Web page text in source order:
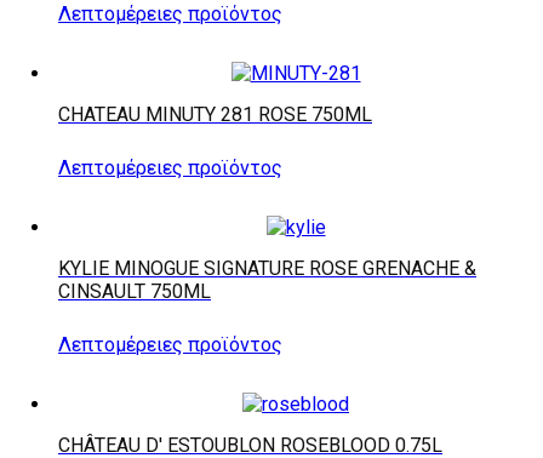
Λεπτομέρειες προϊόντος
CHATEAU MINUTY 281 ROSE 750ML
Λεπτομέρειες προϊόντος
KYLIE MINOGUE SIGNATURE ROSE GRENACHE &
CINSAULT 750ML
Λεπτομέρειες προϊόντος
CHÂTEAU D' ESTOUBLON ROSEBLOOD 0.75L